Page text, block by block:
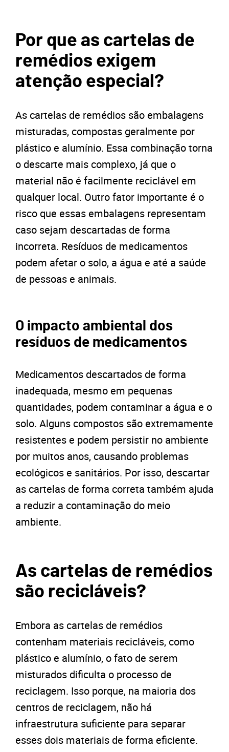
Por que as cartelas de
remédios exigem
atenção especial?
As cartelas de remédios são embalagens
misturadas, compostas geralmente por
plástico e alumínio. Essa combinação torna
o descarte mais complexo, já que o
material não é facilmente reciclável em
qualquer local. Outro fator importante é o
risco que essas embalagens representam
caso sejam descartadas de forma
incorreta. Resíduos de medicamentos
podem afetar o solo, a água e até a saúde
de pessoas e animais.
O impacto ambiental dos
resíduos de medicamentos
Medicamentos descartados de forma
inadequada, mesmo em pequenas
quantidades, podem contaminar a água e o
solo. Alguns compostos são extremamente
resistentes e podem persistir no ambiente
por muitos anos, causando problemas
ecológicos e sanitários. Por isso, descartar
as cartelas de forma correta também ajuda
a reduzir a contaminação do meio
ambiente.
As cartelas de remédios
são recicláveis?
Embora as cartelas de remédios
contenham materiais recicláveis, como
plástico e alumínio, o fato de serem
misturados dificulta o processo de
reciclagem. Isso porque, na maioria dos
centros de reciclagem, não há
infraestrutura suficiente para separar
esses dois materiais de forma eficiente.